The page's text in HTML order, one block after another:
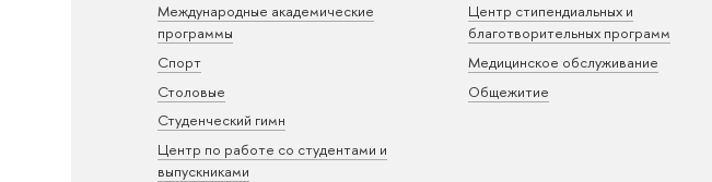
Международные академические
программы
Спорт
Столовые
Студенческий гимн
Центр по работе со студентами и
выпускниками
Центр стипендиальных и
благотворительных программ
Медицинское обслуживание
Общежитие